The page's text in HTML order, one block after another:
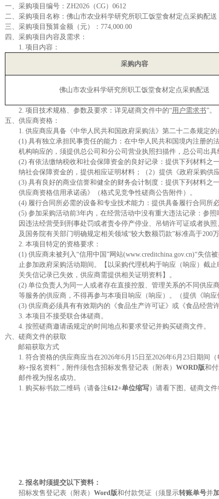
一、 采购项目编号： ZH2026（CG）0612
二、 采购项目名称： 佛山市农业科学研究所职工饭堂食材定点采购配送
三、 采购项目预算金额（元）： 774,000.00
四、 采购项目内容及需求：
1. 项目内容：
采购内容
佛山市农业科学研究所职工饭堂食材定点采购配送
2. 项目技术规格、参数及要求：详见磋商文件中的“用户需求书”。
五、 供应商资格：
1. 供应商应具备《中华人民共和国政府采购法》第二十二条规定
(1) 具有独立承担民事责任的能力：在中华人民共和国境内注册的
机构响应的，须提供总公司和分公司营业执照扫描件，总公司出
(2) 有依法缴纳税收和社会保障资金的良好记录：提供下列材料之
纳社会保障资金的，提供相应证明材料；（2）提供《政府采购
(3) 具有良好的商业信誉和健全的财务会计制度：提供下列材料之
供应商资格信用承诺函》（格式见竞争性磋商公告附件）。
(4) 履行合同所必需的设备和专业技术能力：提供具备履行合同所
(5) 参加采购活动前3年内，在经营活动中没有重大违法记录：参
因违法经营受到刑事处罚或者责令停产停业、吊销许可证或者执
及国务院有关部门明确规定相关领域“较大数额罚款”标准高于200
2. 本项目特定的资格要求：
(1) 供应商未被列入“信用中国”网站(www.creditchina.gov.cn)“失
止参加政府采购活动期间。
【 以采购代理机构于响应（响应）截
关失信记录已失效，供应商需提供相关证明资料】 。
(2) 单位负责人为同一人或者存在直接控股、管理关系的不同供应
等服务的供应商，不得再参与本项目响应（响应）。
（提供《响
(3) 供应商必须具有有效期内的《食品生产许可证》或《食品经营
3. 本项目不接受联合体磋商。
4. 按照磋商邀请函规定的时间地点和要求登记并购买磋商文件。
六、 磋商文件的获取
邮箱获取方式
1. 符合资格的供应商应当在2026年6月 15日至2026年6月 23日 期 间（
称+报名资料”，附件须包含招标发售登记表（附表） WORD版和
邮件视为报名成功。
1. 购买标书款二维码（请备注612+单位缩写）请看下图。磋商文件
2. 报名时须提交以下资料：
招标发售登记表（附表） Word版和付款凭证（须显示转账单号并